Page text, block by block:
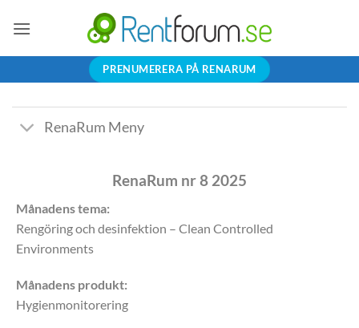
PRENUMERERA PÅ RENARUM
RenaRum Meny
RenaRum nr 8 2025
Månadens tema:
Rengöring och desinfektion – Clean Controlled
Environments
Månadens produkt:
Hygienmonitorering